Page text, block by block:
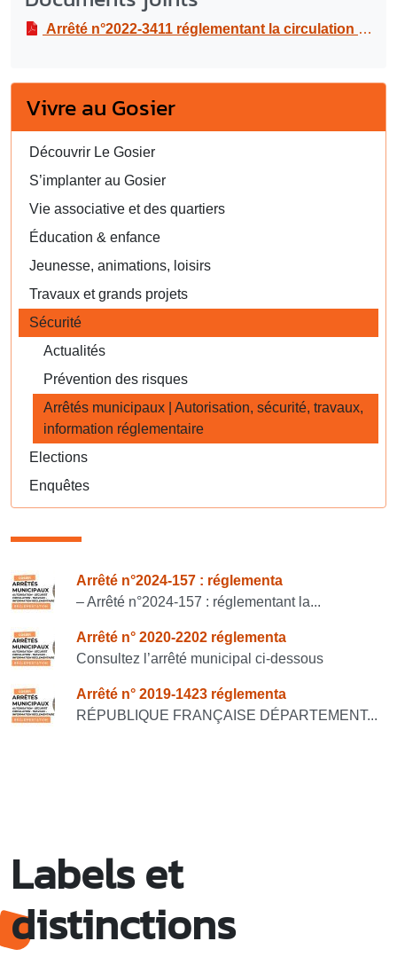
Arrêté n°2022-3411 réglementant la circulation et le stationnement dans le cadre de travaux de raccordement tout à l’égout, au 518 rue de l’habitation à Dampierre, du 03 au 04 janvier 2023
Vivre au Gosier
Découvrir Le Gosier
S’implanter au Gosier
Vie associative et des quartiers
Éducation & enfance
Jeunesse, animations, loisirs
Travaux et grands projets
Sécurité
Actualités
Prévention des risques
Arrêtés municipaux | Autorisation, sécurité, travaux,
information réglementaire
Elections
Enquêtes
Consulter également
Arrêté n°2024-157 : réglementa
– Arrêté n°2024-157 : réglementant la...
Arrêté n° 2020-2202 réglementa
Consultez l’arrêté municipal ci-dessous
Arrêté n° 2019-1423 réglementa
RÉPUBLIQUE FRANÇAISE DÉPARTEMENT...
Labels et
distinctions